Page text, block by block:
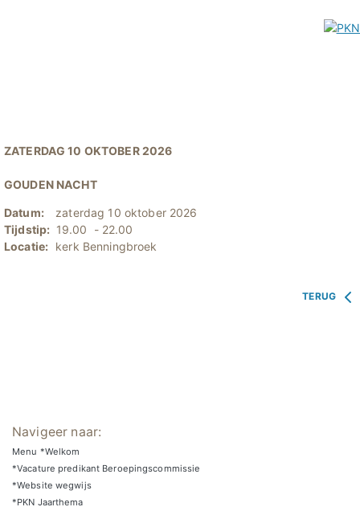
ZATERDAG 10 OKTOBER 2026
GOUDEN NACHT
Datum:
zaterdag 10 oktober 2026
Tijdstip: 19.00 - 22.00
Locatie: kerk Benningbroek
TERUG
Navigeer naar:
Menu *Welkom
*Vacature predikant Beroepingscommissie
*Website wegwijs
*PKN Jaarthema